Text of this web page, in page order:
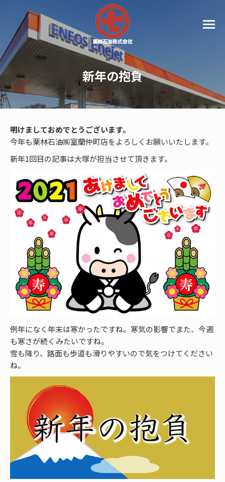
新年の抱負
明けましておめでとうございます。
今年も栗林石油㈱室蘭仲町店をよろしくお願いいたします。
新年1回目の記事は大塚が担当させて頂きます。
例年になく年末は寒かったですね。寒気の影響でまた、今週
も寒さが続くみたいですね。
雪も降り、路面も歩道も滑りやすいので気をつけてください
ね。